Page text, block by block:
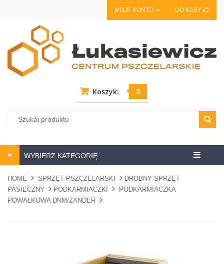
MOJE KONTO DO KASY
Koszyk: 0
Centrum
WYBIERZ KATEGORIĘ
HOME SPRZĘT PSZCZELARSKI
DROBNY SPRZĘT
PASIECZNY
PODKARMIACZKI
PODKARMIACZKA
POWAŁKOWA DNM/ZANDER